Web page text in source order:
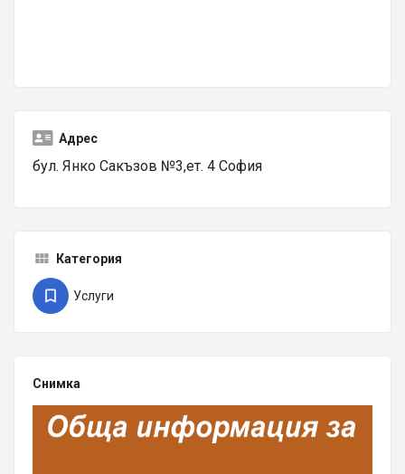
Адрес
бул. Янко Сакъзов №3,ет. 4 София
Категория
Услуги
Снимка